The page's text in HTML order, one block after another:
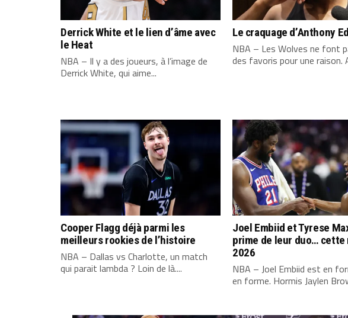
Derrick White et le lien d’âme avec
le Heat
NBA – Il y a des joueurs, à l’image de
Derrick White, qui aime...
Le craquage d’Anthony
NBA – Les Wolves ne font
des favoris pour une raison.
Cooper Flagg déjà parmi les
meilleurs rookies de l’histoire
NBA – Dallas vs Charlotte, un match
qui parait lambda ? Loin de là....
Joel Embiid et Tyrese
prime de leur duo… cette
2026
NBA – Joel Embiid est en
en forme. Hormis Jaylen